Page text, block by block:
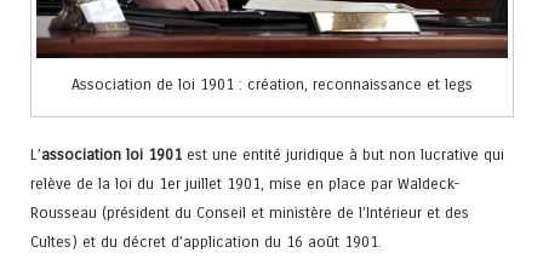
Association de loi 1901 : création, reconnaissance et legs
L’association loi 1901 est une entité juridique à but non lucrative qui
relève de la loi du 1er juillet 1901, mise en place par Waldeck-
Rousseau (président du Conseil et ministère de l’Intérieur et des
Cultes) et du décret d’application du 16 août 1901.